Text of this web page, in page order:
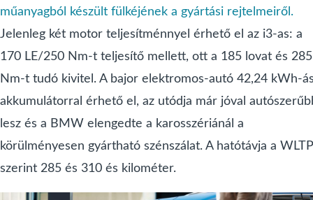
műanyagból készült fülkéjének a gyártási rejtelmeiről.
Jelenleg két motor teljesítménnyel érhető el az i3-as: a
170 LE/250 Nm-t teljesítő mellett, ott a 185 lovat és 285
Nm-t tudó kivitel. A bajor elektromos-autó 42,24 kWh-
akkumulátorral érhető el, az utódja már jóval
lesz és a BMW elengedte a karosszériánál a
körülményesen gyártható szénszálat. A hatótávja a WLTP
szerint 285 és 310 és kilométer.